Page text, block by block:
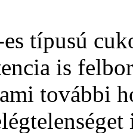
típusú
is
további